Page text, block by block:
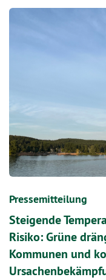
Pressemitteilung
Steigende
Risiko: Grüne
Kommunen und